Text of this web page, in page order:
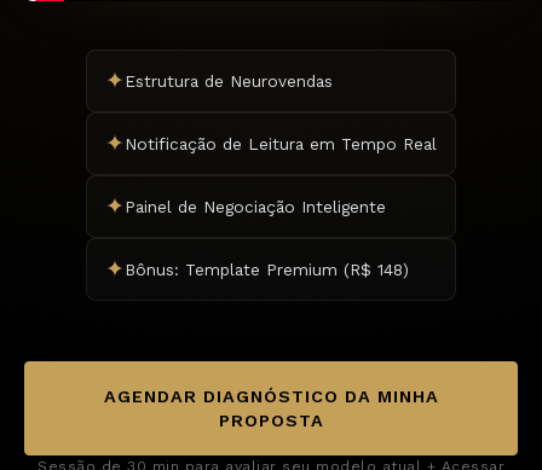
✦Estrutura de Neurovendas
✦Notificação de Leitura em Tempo Real
✦Painel de Negociação Inteligente
✦Bônus: Template Premium (R$ 148)
AGENDAR DIAGNÓSTICO DA MINHA
PROPOSTA
Sessão de 30 min para avaliar seu modelo atual + Acessar